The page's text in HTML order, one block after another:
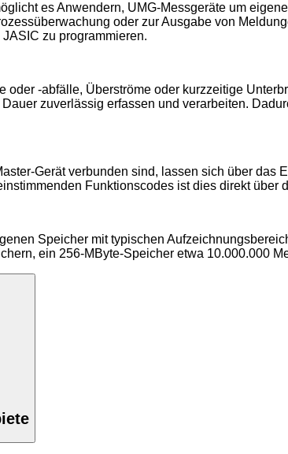
es Anwendern, UMG-Messgeräte um
oder zur Ausgabe von
zu programmieren.
-abfälle, Überströme oder kurzzeitige
zuverlässig erfassen und verarbeiten.
Gerät verbunden sind, lassen sich über
Funktionscodes ist dies direkt über
Speicher mit typischen
ein 256-MByte-Speicher etwa 10.000.000